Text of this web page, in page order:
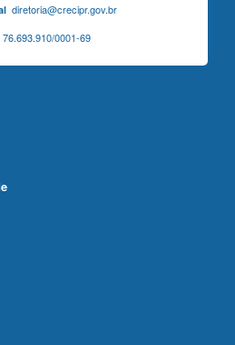
diretoria@crecipr.gov.br
76.693.910/0001-69